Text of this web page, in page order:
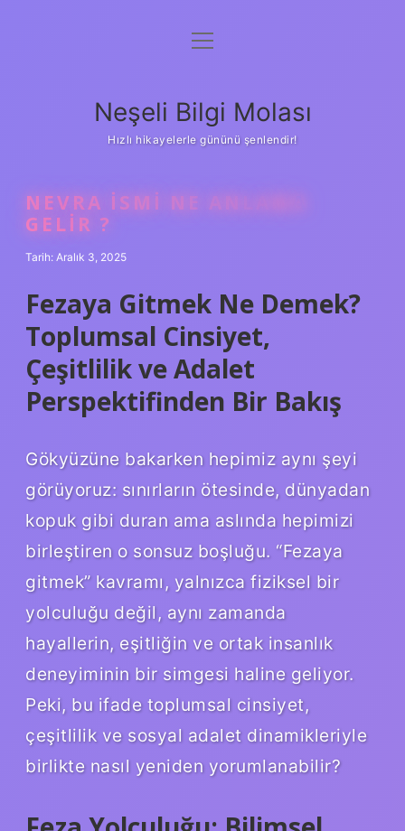
Anasayfa
Yasal Uyarı
menüyü
Neşeli Bilgi Molası
Hızlı hikayelerle gününü şenlendir!
NEVRA ISMI NE ANLAMA
GELIR ?
Tarih: Aralık 3, 2025
Fezaya Gitmek Ne Demek?
Toplumsal Cinsiyet,
Çeşitlilik ve Adalet
Perspektifinden Bir Bakış
Gökyüzüne bakarken hepimiz aynı şeyi
görüyoruz: sınırların ötesinde, dünyadan
kopuk gibi duran ama aslında hepimizi
birleştiren o sonsuz boşluğu. “Fezaya
gitmek” kavramı, yalnızca fiziksel bir
yolculuğu değil, aynı zamanda
hayallerin, eşitliğin ve ortak insanlık
deneyiminin bir simgesi haline geliyor.
Peki, bu ifade toplumsal cinsiyet,
çeşitlilik ve sosyal adalet dinamikleriyle
birlikte nasıl yeniden yorumlanabilir?